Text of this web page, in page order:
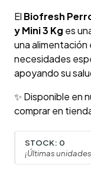
El Biofresh
y Mini 3 Kg es
una alimentación
necesidades
apoyando su
✨ Disponible en
comprar en
STOCK: 0
¡Últimas